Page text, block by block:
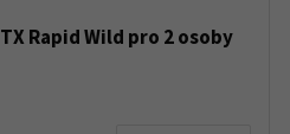
Rapid Wild pro 2 osoby